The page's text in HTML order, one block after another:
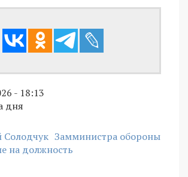
- 18:13
дня
Солодчук Замминистра обороны
на должность